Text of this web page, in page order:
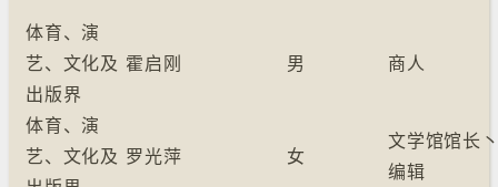
体育、演
艺、文化及
出版界
霍启刚 男 商人
体育、演
艺、文化及 罗光萍 女
文学馆馆长
编辑